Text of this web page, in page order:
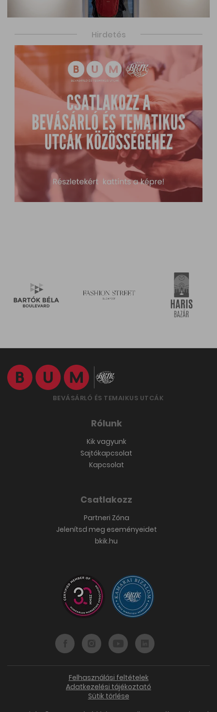
Hirdetés
BEVÁSÁRLÓ ÉS TEMAIKUS UTCÁK
Rólunk
Kik vagyunk
Sajtókapcsolat
Kapcsolat
Csatlakozz
Partneri Zóna
Jelenítsd meg eseményeidet
bkik.hu
Felhasználási feltételek
Adatkezelési tájékoztató
Sütik törlése